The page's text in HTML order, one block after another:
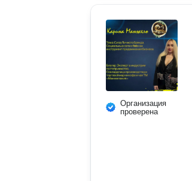
Организация
проверена